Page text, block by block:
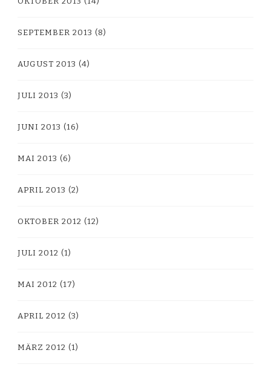
SEPTEMBER 2013 (8)
AUGUST 2013 (4)
JULI 2013 (3)
JUNI 2013 (16)
MAI 2013 (6)
APRIL 2013 (2)
OKTOBER 2012 (12)
JULI 2012 (1)
MAI 2012 (17)
APRIL 2012 (3)
MÄRZ 2012 (1)